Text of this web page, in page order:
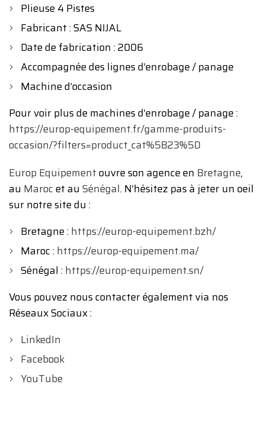
Plieuse 4 Pistes
Fabricant : SAS NIJAL
Date de fabrication : 2006
Accompagnée des lignes d’enrobage / panage
Machine d’occasion
Pour voir plus de machines d’enrobage / panage :
https://europ-equipement.fr/gamme-produits-
occasion/?filters=product_cat%5B23%5D
Europ Equipementouvre son agence en Bretagne,
au Marocet au Sénégal. N’hésitez pas à jeter un oeil
sur notre site du :
Bretagne :https://europ-equipement.bzh/
Maroc :https://europ-equipement.ma/
Sénégal :https://europ-equipement.sn/
Vous pouvez nous contacter également via nos
Réseaux Sociaux :
LinkedIn
Facebook
YouTube